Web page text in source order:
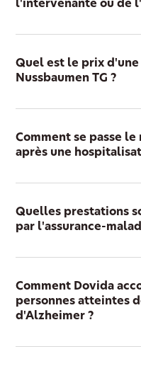
l'intervenante ou de
Quel est le prix
Nussbaumen TG ?
Comment se passe
après une
Quelles prestations
par l'assurance-
Comment Dovida
personnes atteintes
d'Alzheimer ?